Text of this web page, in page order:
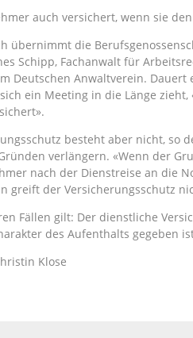
auch versichert, wenn sie
übernimmt die
Schipp, Fachanwalt für
Deutschen Anwaltverein.
ein Meeting in die Länge
besteht aber nicht, so
verlängern. «Wenn der
nach der Dienstreise an die
greift der Versicherungsschutz
Fällen gilt: Der dienstliche
des Aufenthalts gegeben
Klose